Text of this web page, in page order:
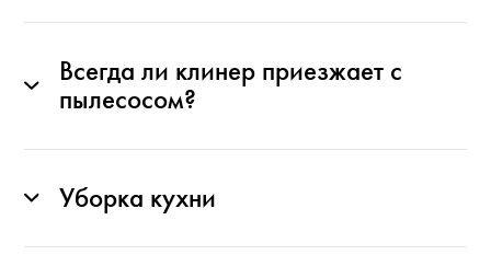
Всегда ли клинер приезжает с
пылесосом?
Уборка кухни